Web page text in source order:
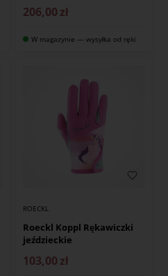
206,00 zł
W magazynie — wysyłka od ręki
ROECKL
Roeckl Koppl Rękawiczki
jeździeckie
103,00 zł